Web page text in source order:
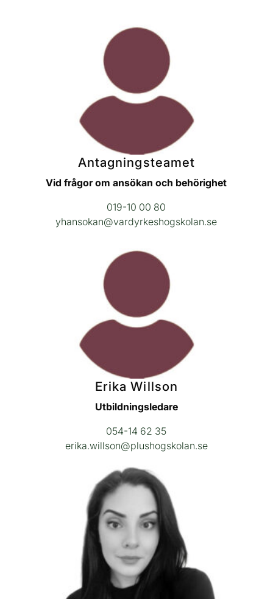
Antagningsteamet
Vid frågor om ansökan och behörighet
019-10 00 80
yhansokan@vardyrkeshogskolan.se
Erika Willson
Utbildningsledare
054-14 62 35
erika.willson@plushogskolan.se